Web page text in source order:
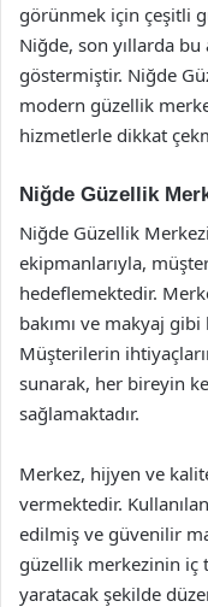
görünmek için çeşitli
Niğde, son yıllarda
göstermiştir. Niğde
modern güzellik
hizmetlerle dikkat
Niğde Güzellik
Niğde Güzellik
ekipmanlarıyla,
hedeflemektedir.
bakımı ve makyaj
Müşterilerin
sunarak, her bireyin
sağlamaktadır.
Merkez, hijyen ve
vermektedir.
edilmiş ve güvenilir
güzellik merkezinin iç
yaratacak şekilde